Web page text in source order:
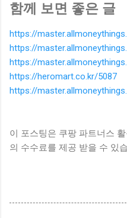
함께 보면 좋은 글
https://
https://
https://
https://heromart.co.kr/5087
https://
이 포스팅은 쿠팡 파트너스
의 수수료를 제공 받을 수 있